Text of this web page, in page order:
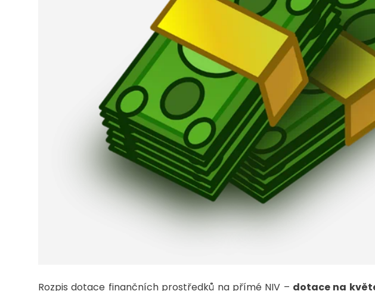
Rozpis dotace finančních prostředků na přímé NIV – dotace na